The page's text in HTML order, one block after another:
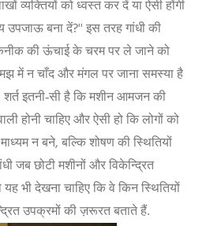
व्यक्तियों को ध्वस्त कर दें या ऐसी होंगी
उपजाऊ बना दें?'' इस तरह गांधी की
की ऊंचाई के चरम पर ले जाने को
में न चाँद और मंगल पर जाना समस्या है
शर्त इतनी-सी है कि मशीन आमजन की
होनी चाहिए और ऐसी हो कि लोगों को
न बने, बल्कि शोषण की स्थितियों
जब छोटी मशीनों और विकेन्द्रित
यह भी देखना चाहिए कि वे किन स्थितियों
उपक्रमों की ज़रूरत बताते हैं.